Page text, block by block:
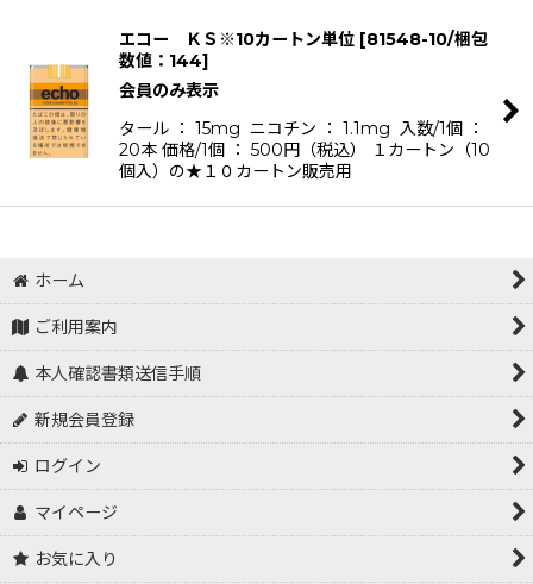
並び順:
絞り込む
エコー ＫＳ※10カートン単位 [81548-10/梱包
数値：144]
会員のみ表示
タール ： 15mg ニコチン ： 1.1mg 入数/1個 ：
20本 価格/1個 ： 500円（税込） １カートン（10
個入）の★１０カートン販売用
ホーム
ご利用案内
本人確認書類送信手順
新規会員登録
ログイン
マイページ
お気に入り